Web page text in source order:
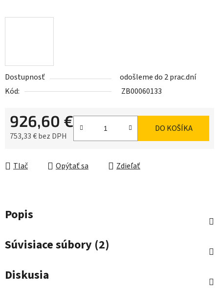
Dostupnosť
odošleme do 2 prac.dní
Kód:
ZB00060133
926,60 €
753,33 € bez DPH
DO KOŠÍKA
Tlač Opýtať sa Zdieľať
Popis
Súvisiace súbory (2)
Diskusia